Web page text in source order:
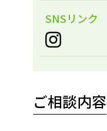
SNSリンク
ご相談内容